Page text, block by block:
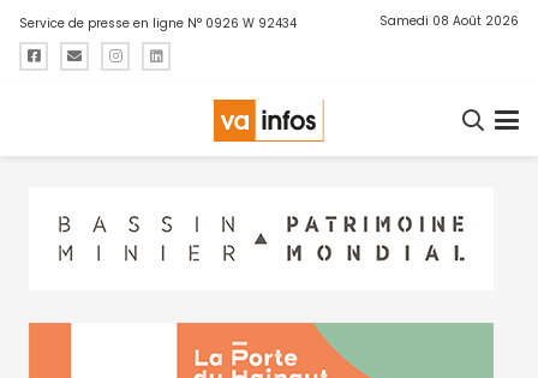
Service de presse en ligne N° 0926 W 92434 Samedi 08 Août 2026